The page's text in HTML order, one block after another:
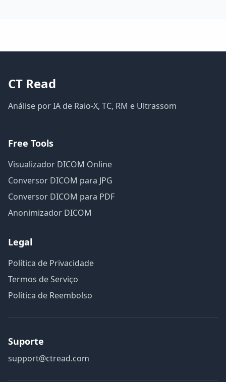
CT Read
Análise por IA de Raio-X, TC, RM e Ultrassom
Free Tools
Visualizador DICOM Online
Conversor DICOM para JPG
Conversor DICOM para PDF
Anonimizador DICOM
Legal
Política de Privacidade
Termos de Serviço
Política de Reembolso
Suporte
support@ctread.com